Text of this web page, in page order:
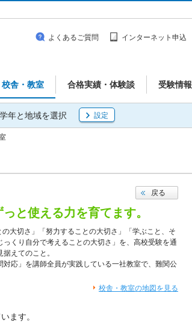
校舎・教室 合格実績・体験談 受験情報
よくあるご質問 インターネット申込
学年と地域を選択 設定
戻る
と使える力を育てます。
大切さ」「努力することの大切さ」「学ぶこと、そ
くり自分で考えることの大切さ」を、高校受験を通
えてのこと。
対応」を講師全員が実践している一社教室で、難関公
校舎・教室の地図を見る
ます。